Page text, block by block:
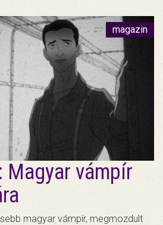
magazin
Magyar vámpír
magyar vámpír, megmozdult